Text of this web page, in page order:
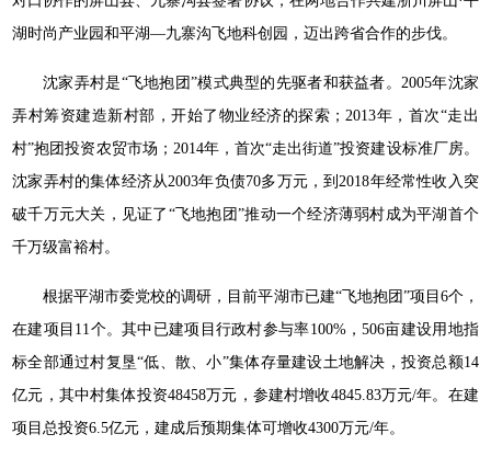
湖时尚产业园和平湖—九寨沟飞地科创园，迈出跨省合作的步伐。
沈家弄村是“飞地抱团”模式典型的先驱者和获益者。2005年沈家
弄村筹资建造新村部，开始了物业经济的探索；2013年，首次“走出
村”抱团投资农贸市场；2014年，首次“走出街道”投资建设标准厂房。
沈家弄村的集体经济从2003年负债70多万元，到2018年经常性收入突
破千万元大关，见证了“飞地抱团”推动一个经济薄弱村成为平湖首个
千万级富裕村。
根据平湖市委党校的调研，目前平湖市已建“飞地抱团”项目6个，
在建项目11个。其中已建项目行政村参与率100%，506亩建设用地指
标全部通过村复垦“低、散、小”集体存量建设土地解决，投资总额14
亿元，其中村集体投资48458万元，参建村增收4845.83万元/年。在建
项目总投资6.5亿元，建成后预期集体可增收4300万元/年。